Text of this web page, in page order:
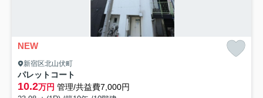
NEW
新宿区北山伏町
パレットコート
10.2万円 管理/共益費7,000円